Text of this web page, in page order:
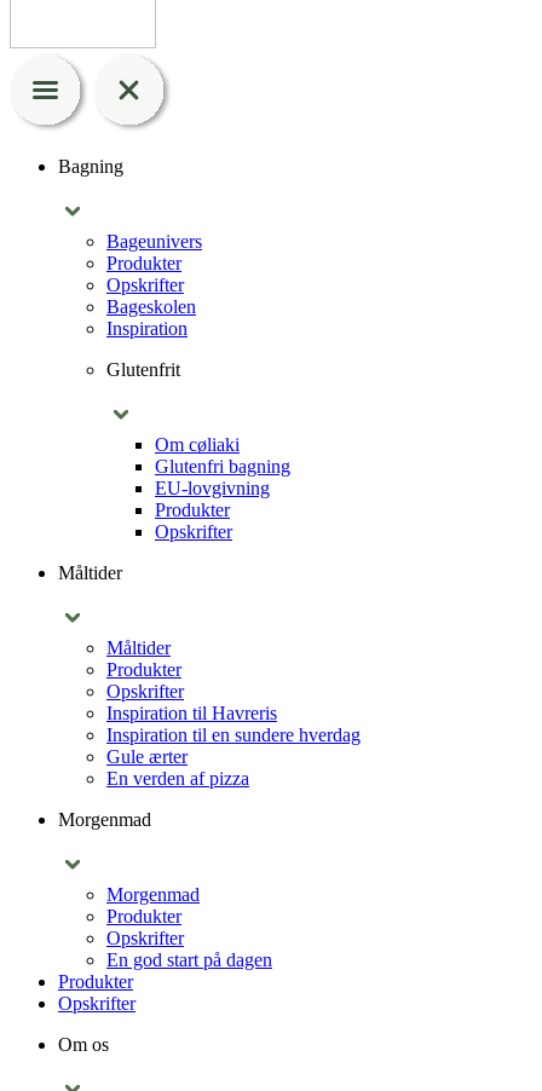
Bagning
Bageunivers
Produkter
Opskrifter
Bageskolen
Inspiration
Glutenfrit
Om cøliaki
Glutenfri bagning
EU-lovgivning
Produkter
Opskrifter
Måltider
Måltider
Produkter
Opskrifter
Inspiration til Havreris
Inspiration til en sundere hverdag
Gule ærter
En verden af pizza
Morgenmad
Morgenmad
Produkter
Opskrifter
En god start på dagen
Produkter
Opskrifter
Om os